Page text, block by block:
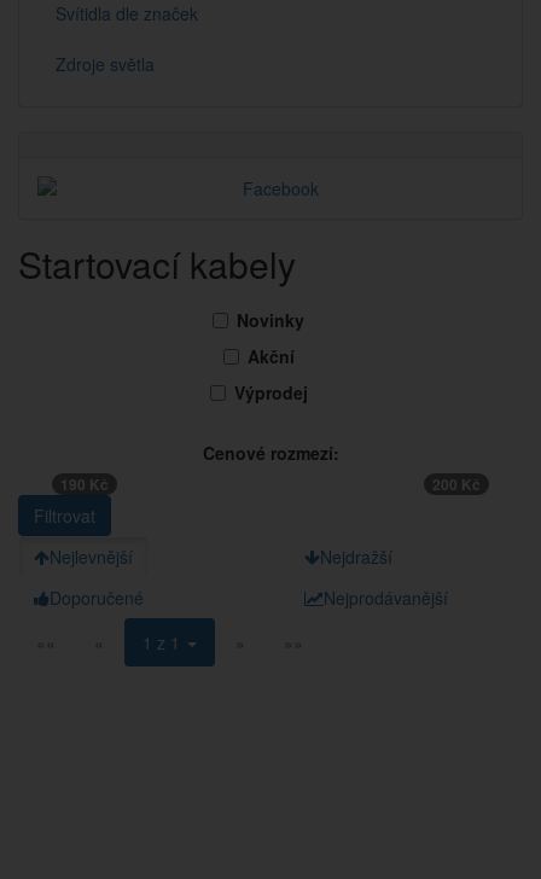
Svítidla dle značek
Zdroje světla
Startovací kabely
Novinky
Akční
Výprodej
Cenové rozmezí:
190 Kč 200 Kč
Nejlevnější
Nejdražší
Doporučené
Nejprodávanější
««
« 1 z 1 » »»